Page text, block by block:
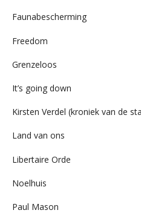
Faunabescherming
Freedom
Grenzeloos
It’s going down
Kirsten Verdel (kroniek van de
Land van ons
Libertaire Orde
Noelhuis
Paul Mason